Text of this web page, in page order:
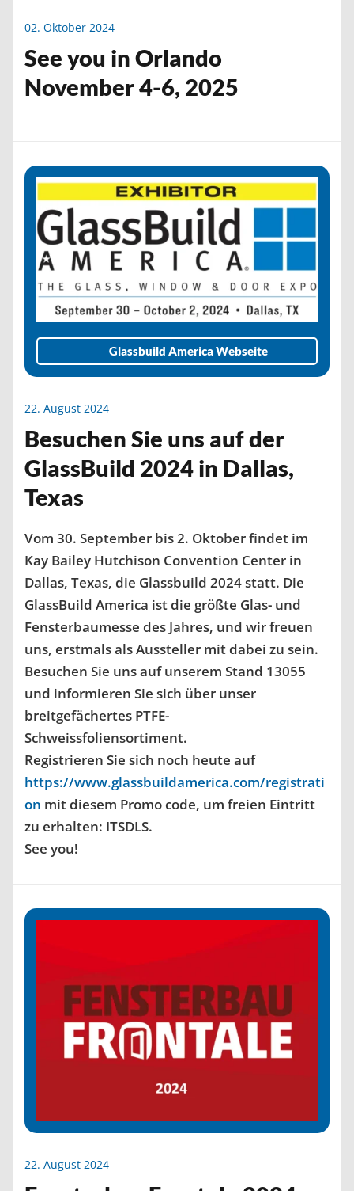
02. Oktober 2024
See you in Orlando
November 4-6, 2025
Glassbuild America Webseite
22. August 2024
Besuchen Sie uns auf der
GlassBuild 2024 in Dallas,
Texas
Vom 30. September bis 2. Oktober findet im
Kay Bailey Hutchison Convention Center in
Dallas, Texas, die Glassbuild 2024 statt. Die
GlassBuild America ist die größte Glas- und
Fensterbaumesse des Jahres, und wir freuen
uns, erstmals als Aussteller mit dabei zu sein.
Besuchen Sie uns auf unserem Stand 13055
und informieren Sie sich über unser
breitgefächertes PTFE-
Schweissfoliensortiment.
Registrieren Sie sich noch heute auf
https://www.glassbuildamerica.com/registrati
on mit diesem Promo code, um freien Eintritt
zu erhalten: ITSDLS.
See you!
22. August 2024